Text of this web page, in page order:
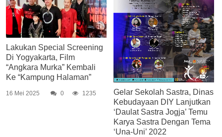
Lakukan Special Screening
Di Yogyakarta, Film
“Angkara Murka” Kembali
Ke “Kampung Halaman”
16 Mei 2025 0 1235
Gelar Sekolah Sastra, Dinas
Kebudayaan DIY Lanjutkan
‘Daulat Sastra Jogja’ Temu
Karya Sastra Dengan Tema
‘Una-Uni’ 2022